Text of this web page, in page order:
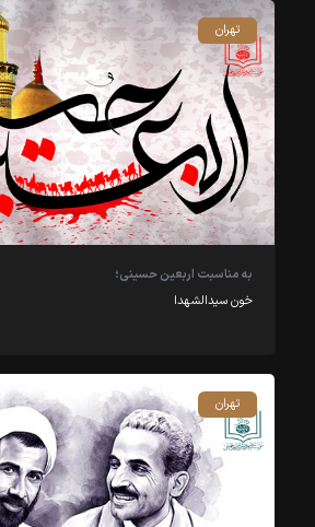
به مناسبت اربعین حسینی؛
خون سیدالشهدا
تهران
تهران